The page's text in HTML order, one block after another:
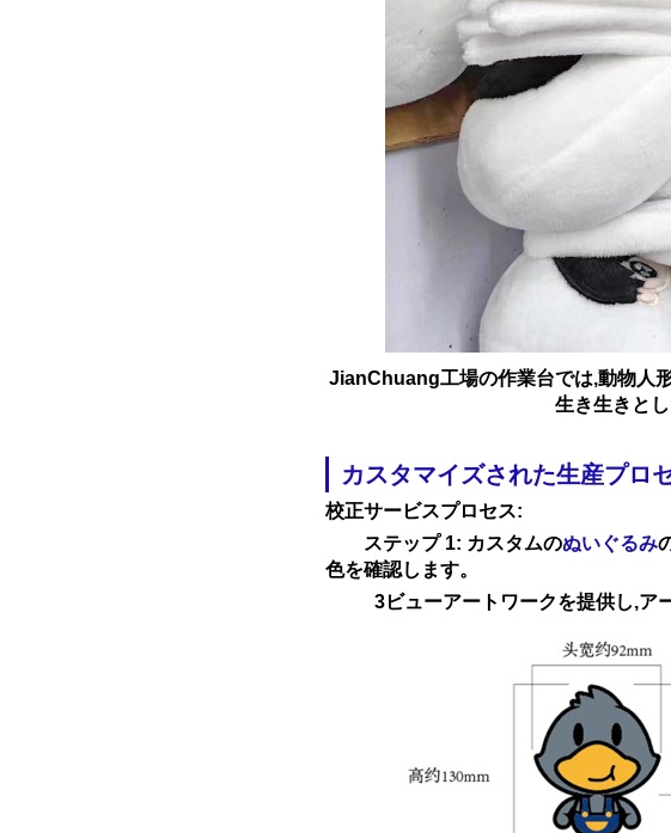
JianChuang工場の作業台では,動物人
生き生きと
カスタマイズされた生産プロ
校正サービスプロセス:
ステップ 1: カスタムのぬいぐるみ
色を確認します。
3ビューアートワークを提供し,ア